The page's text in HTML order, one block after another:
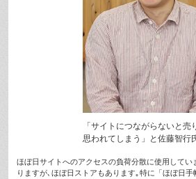
「サイトにつながらないと売
思われてしまう」と佐藤智行
ほぼ日サイトへのアクセスの負荷分散に使用してい
りますが､ほぼ日ストアもあります｡特に「ほぼ日